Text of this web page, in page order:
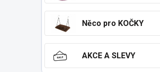
Něco pro KOČKY
AKCE A SLEVY